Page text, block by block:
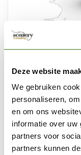
Deze website
We gebruiken
personaliseren,
en om ons
informatie over uw
partners voor
partners kunnen
THE ARMY PAINTER
Matt White -
Op voorraad